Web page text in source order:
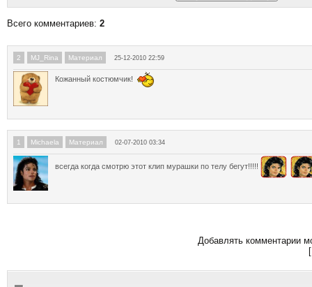
Всего комментариев: 2
2 MJ_Rina Материал 25-12-2010 22:59
Кожанный костюмчик!
1 Michaela Материал 02-07-2010 03:34
всегда когда смотрю этот клип мурашки по телу бегут!!!!!
Добавлять комментарии